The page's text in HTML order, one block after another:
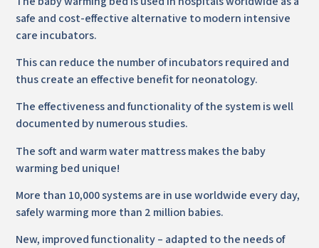
safe and cost-effective alternative to modern intensive
care incubators.
This can reduce the number of incubators required and
thus create an effective benefit for neonatology.
The effectiveness and functionality of the system is well
documented by numerous studies.
The soft and warm water mattress makes the baby
warming bed unique!
More than 10,000 systems are in use worldwide every day,
safely warming more than 2 million babies.
New, improved functionality – adapted to the needs of